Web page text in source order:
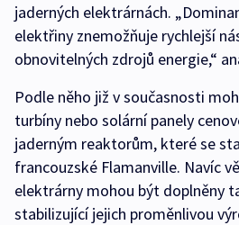
jaderných elektrárnách.
elektřiny znemožňuje rychlejší
obnovitelných zdrojů energie,“
Podle něho již v současnosti
turbíny nebo solární panely
jaderným reaktorům, které se
francouzské Flamanville. Navíc
elektrárny mohou být doplněny
stabilizující jejich proměnlivou